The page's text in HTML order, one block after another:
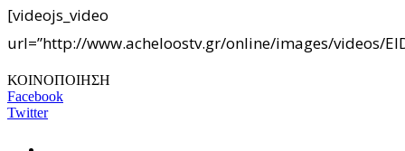
[videojs_video
url=”http://www.acheloostv.gr/online/images/videos/
ΚΟΙΝΟΠΟΙΗΣΗ
Facebook
Twitter